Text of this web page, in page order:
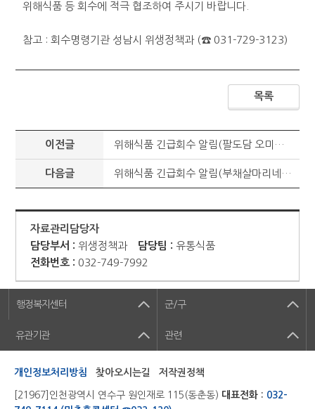
위해식품 등 회수에 적극 협조하여 주시기 바랍니다.
참고 : 회수명령기관 성남시 위생정책과 (☎ 031-729-3123)
목록
이전글 위해식품 긴급회수 알림(팔도담 오미자청 - 해오름에프앤비(F&B))
다음글 위해식품 긴급회수 알림(부채살마리네이드소스 - (주)바른푸드)
자료관리담당자
담당부서 : 위생정책과 담당팀 : 유통식품
전화번호 : 032-749-7992
행정복지센터 군/구
유관기관 관련
개인정보처리방침 찾아오시는길 저작권정책
[21967]인천광역시 연수구 원인재로 115(동춘동) 대표전화 : 032-